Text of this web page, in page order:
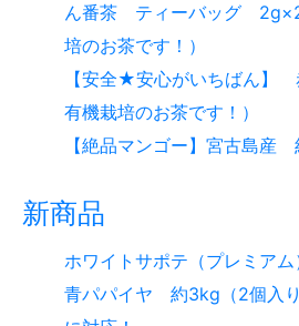
ん番茶 ティーバッグ
培のお茶です！）
【安全★安心がいちばん
有機栽培のお茶です！）
【絶品マンゴー】宮古島産
新商品
ホワイトサポテ（プレミア
青パパイヤ 約3kg（2個入